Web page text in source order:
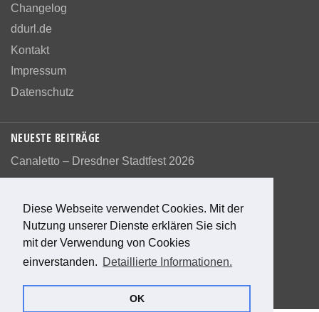
Diese Webseite verwendet Cookies. Mit der
Nutzung unserer Dienste erklären Sie sich
mit der Verwendung von Cookies
einverstanden. Detaillierte Informationen.
OK
Changelog
ddurl.de
Kontakt
Impressum
Datenschutz
NEUESTE BEITRÄGE
Canaletto – Dresdner Stadtfest 2026
Bewerte diese Seite